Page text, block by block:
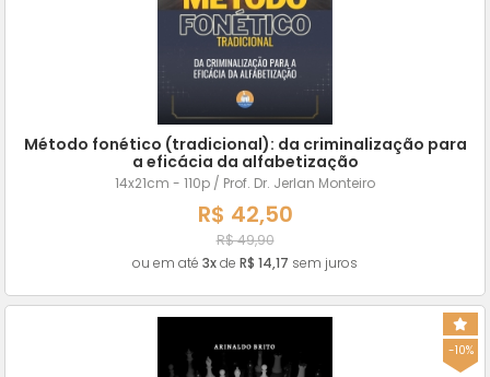
Método fonético (tradicional): da criminalização para
a eficácia da alfabetização
14x21cm - 110p / Prof. Dr. Jerlan Monteiro
R$ 42,50
R$ 49,90
ou em até 3xde R$ 14,17 sem juros
-10%